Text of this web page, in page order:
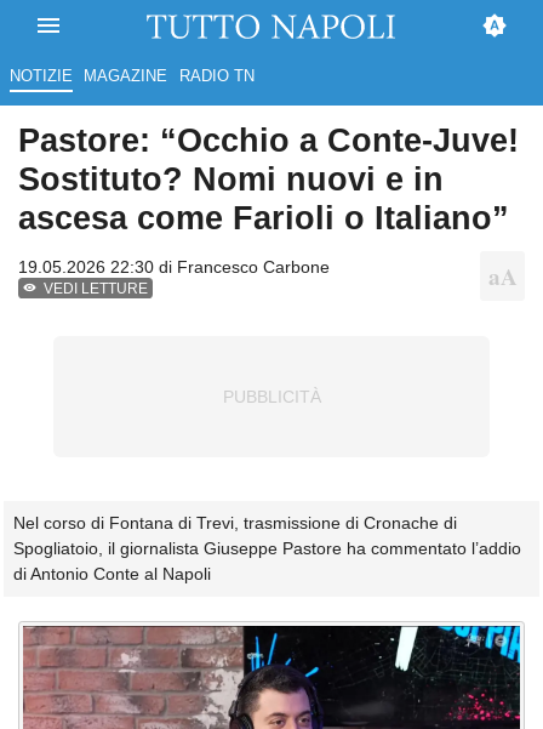
NOTIZIE MAGAZINE RADIO TN
Pastore: “Occhio a Conte-Juve!
Sostituto? Nomi nuovi e in
ascesa come Farioli o Italiano”
19.05.2026 22:30 di Francesco Carbone
VEDI LETTURE
Nel corso di Fontana di Trevi, trasmissione di Cronache di
Spogliatoio, il giornalista Giuseppe Pastore ha commentato l’addio
di Antonio Conte al Napoli